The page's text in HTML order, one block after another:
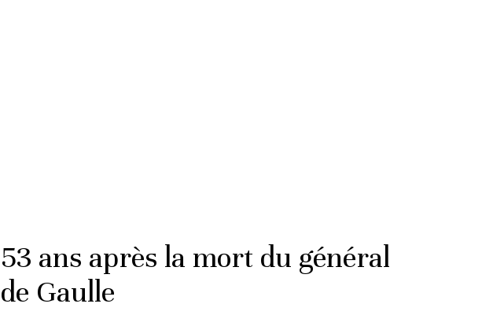
53 ans après la mort du général
de Gaulle